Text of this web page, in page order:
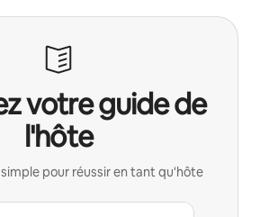
votre guide de
l'hôte
pour réussir en tant qu'hôte